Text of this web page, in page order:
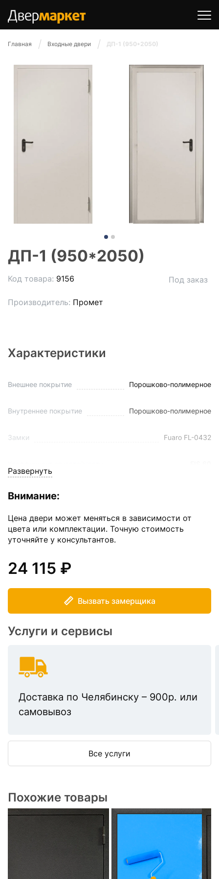
Главная Входные двери ДП-1 (950*2050)
ДП-1 (950*2050)
Код товара: 9156
Производитель: Промет
Под заказ
Характеристики
Внешнее покрытие Порошково-полимерное
Внутреннее покрытие Порошково-полимерное
Замки Fuaro FL-0432
Наполнитель
Размер 950*2050 мм
Толщина полотна
Угол открывания
2 контура уплотнения (термореактивный и
Развернуть
Внимание:
Цена двери может меняться в зависимости от
цвета или комплектации. Точную стоимость
уточняйте у консультантов.
24 115
Вызвать замерщика
Услуги и сервисы
Доставка по Челябинску – 900р. или
самовывоз
Все услуги
Похожие товары